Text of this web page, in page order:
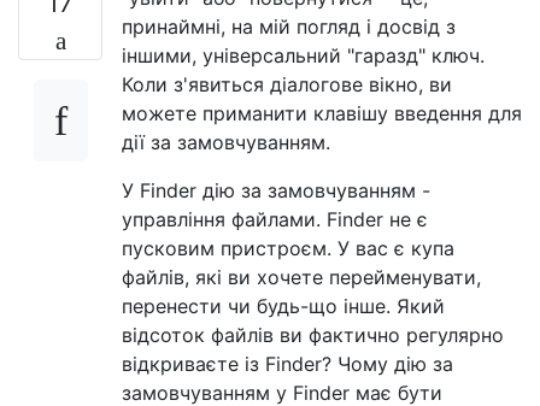
принаймні, на мій погляд і досвід з
іншими, універсальний "гаразд" ключ.
Коли з'явиться діалогове вікно, ви
можете приманити клавішу введення для
дії за замовчуванням.
У Finder дію за замовчуванням -
управління файлами. Finder не є
пусковим пристроєм. У вас є купа
файлів, які ви хочете перейменувати,
перенести чи будь-що інше. Який
відсоток файлів ви фактично регулярно
відкриваєте із Finder? Чому дію за
замовчуванням у Finder має бути